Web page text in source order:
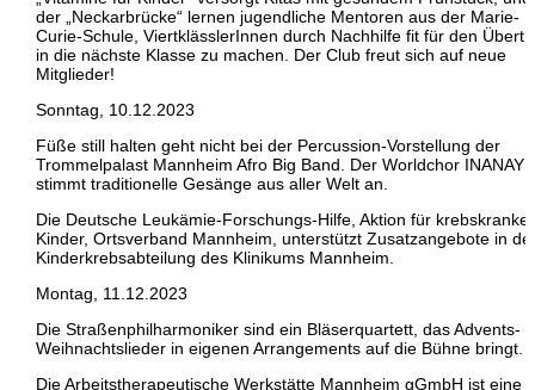
der „Neckarbrücke“ lernen jugendliche Mentoren aus der Marie-
Curie-Schule, ViertklässlerInnen durch Nachhilfe fit für den
in die nächste Klasse zu machen. Der Club freut sich auf neue
Mitglieder!
Sonntag, 10.12.2023
Füße still halten geht nicht bei der Percussion-Vorstellung der
Trommelpalast Mannheim Afro Big Band. Der Worldchor INANAY
stimmt traditionelle Gesänge aus aller Welt an.
Die Deutsche Leukämie-Forschungs-Hilfe, Aktion für krebskranke
Kinder, Ortsverband Mannheim, unterstützt Zusatzangebote in
Kinderkrebsabteilung des Klinikums Mannheim.
Montag, 11.12.2023
Die Straßenphilharmoniker sind ein Bläserquartett, das Advents-
Weihnachtslieder in eigenen Arrangements auf die Bühne bringt.
Die Arbeitstherapeutische Werkstätte Mannheim gGmbH ist eine